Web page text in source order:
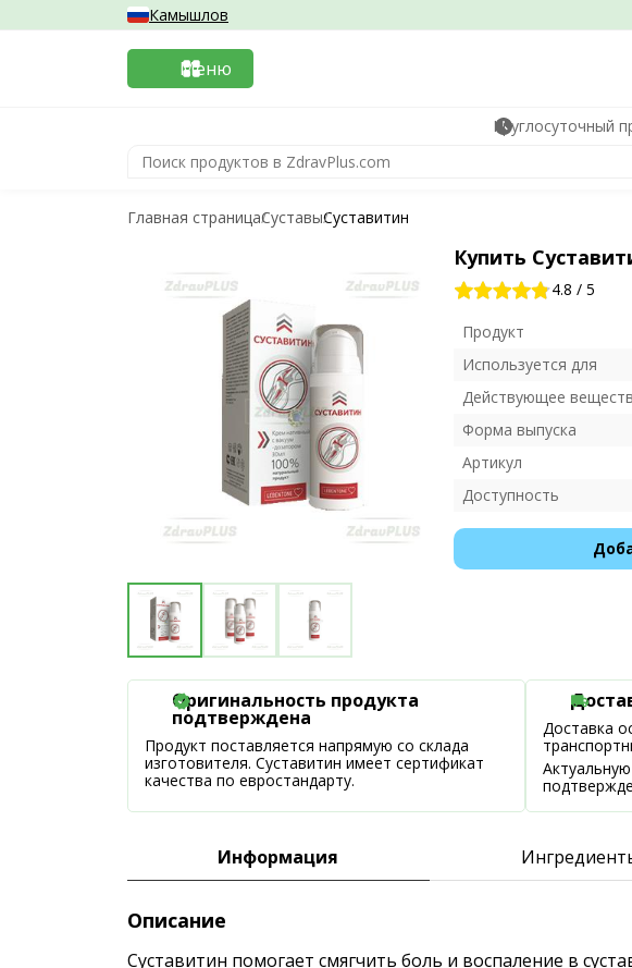
Камышлов
Меню
Круглосуточный
Главная страницаСуставыСуставитин
Купить
4.8 / 5
Продукт
Используется для
Действующее
Форма выпуска
Артикул
Доступность
Оригинальность продукта
подтверждена
Продукт поставляется напрямую со склада
изготовителя. Суставитин имеет сертификат
качества по евростандарту.
Доставка
Информация
Описание
Суставитин помогает смягчить боль и воспаление в